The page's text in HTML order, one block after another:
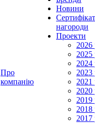
Про
компанію
Новини
нагороди
Проекти
2026
2025
2024
2023
2021
2020
2019
2018
2017